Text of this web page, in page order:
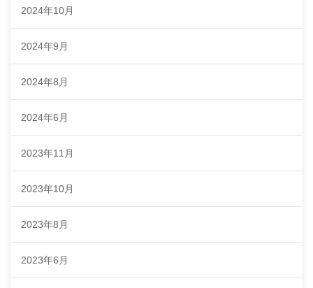
2024年10月
2024年9月
2024年8月
2024年6月
2023年11月
2023年10月
2023年8月
2023年6月